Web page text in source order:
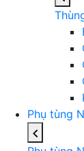
Phụ tùng